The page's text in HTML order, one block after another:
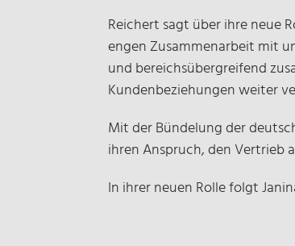
Reichert sagt über ihre neue
engen Zusammenarbeit mit
und bereichsübergreifend
Kundenbeziehungen weiter
Mit der Bündelung der
ihren Anspruch, den Vertrieb
In ihrer neuen Rolle folgt